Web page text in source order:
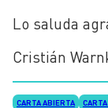
Lo saluda
Cristián
CARTA ABIERTA